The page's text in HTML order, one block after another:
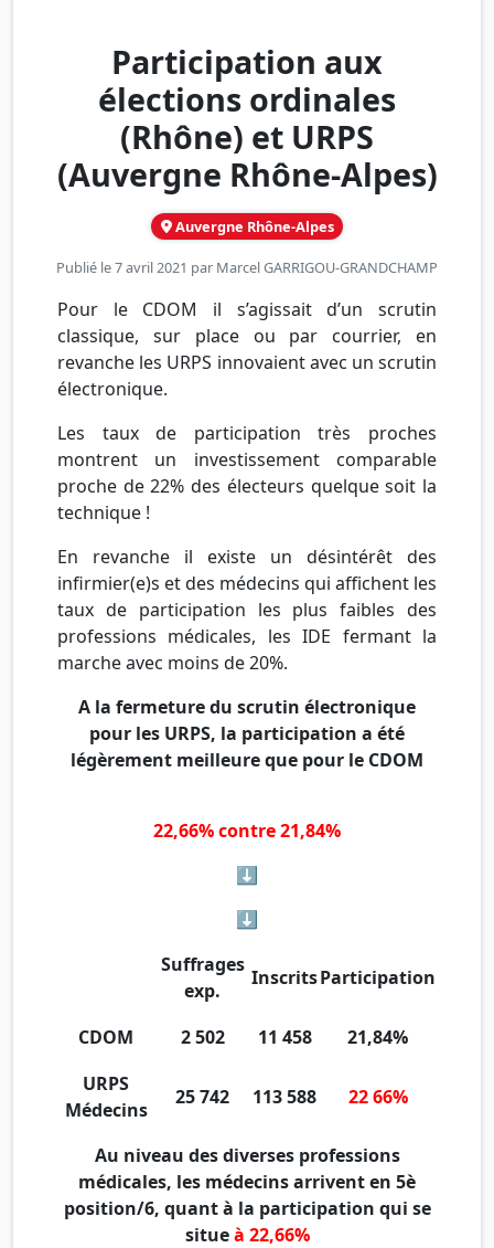
Participation aux
élections ordinales
(Rhône) et URPS
(Auvergne Rhône-Alpes)
Auvergne Rhône-Alpes
Publié le 7 avril 2021 par Marcel GARRIGOU-GRANDCHAMP
Pour le CDOM il s’agissait d’un scrutin
classique, sur place ou par courrier, en
revanche les URPS innovaient avec un scrutin
électronique.
Les taux de participation très proches
montrent un investissement comparable
proche de 22% des électeurs quelque soit la
technique !
En revanche il existe un désintérêt des
infirmier(e)s et des médecins qui affichent les
taux de participation les plus faibles des
professions médicales, les IDE fermant la
marche avec moins de 20%.
A la fermeture du scrutin électronique
pour les URPS, la participation a été
légèrement meilleure que pour le CDOM
22,66% contre 21,84%
⬇︎
⬇︎
Suffrages
exp.
InscritsParticipation
CDOM 2 502 11 458
21,84%
URPS
Médecins
25 742 113 588 22 66%
Au niveau des diverses professions
médicales, les médecins arrivent en 5è
position/6, quant à la participation qui se
situeà 22,66%